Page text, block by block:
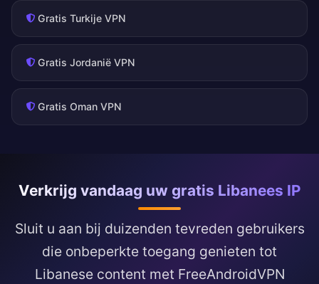
Gratis Turkije VPN
Gratis Jordanië VPN
Gratis Oman VPN
Verkrijg vandaag uw gratis Libanees IP
Sluit u aan bij duizenden tevreden gebruikers
die onbeperkte toegang genieten tot
Libanese content met FreeAndroidVPN